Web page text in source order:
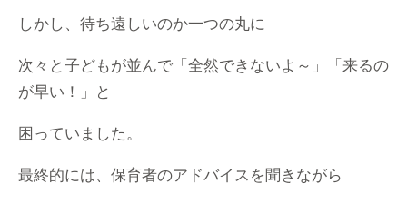
しかし、待ち遠しいのか一つの丸に
次々と子どもが並んで「全然できないよ～」「来るの
が早い！」と
困っていました。
最終的には、保育者のアドバイスを聞きながら